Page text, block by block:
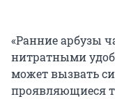
«Ранние арбузы
нитратными
может вызвать
проявляющиеся